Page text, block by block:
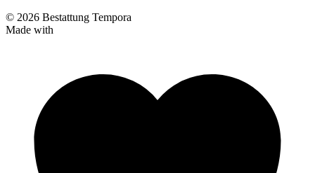
© 2026 Bestattung Tempora
Made with